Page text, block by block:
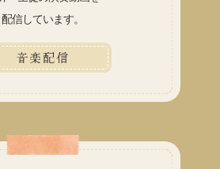
配信しています。
音楽配信